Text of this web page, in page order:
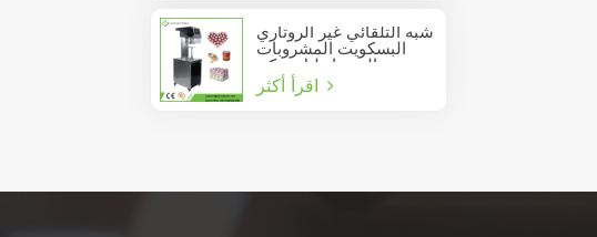
شبه التلقائي غير الروتاري
البسكويت المشروبات
عصير الصودا دليل يمكن
السدادة